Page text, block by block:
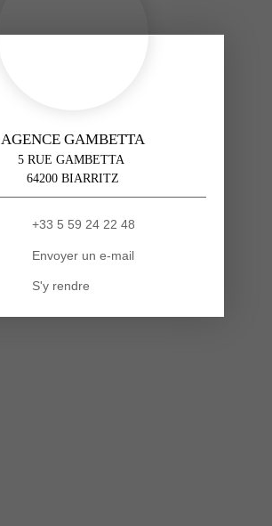
AGENCE GAMBETTA
5 RUE GAMBETTA
64200 BIARRITZ
+33 5 59 24 22 48
Envoyer un e-mail
S'y rendre